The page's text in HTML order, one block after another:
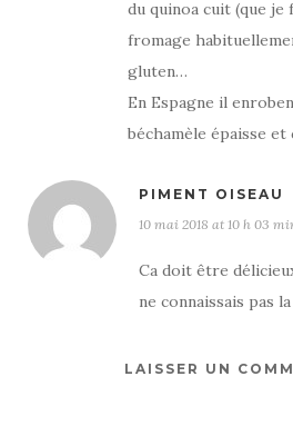
du quinoa cuit (que je
fromage
gluten…
En Espagne il
béchamèle épaisse
PIMENT OISEAU
10 mai 2018 at 10 h 03
Ca doit être
ne connaissais pas
LAISSER UN